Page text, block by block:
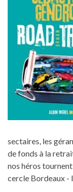
sectaires, les
de fonds à la
nos héros
cercle Bordeaux -